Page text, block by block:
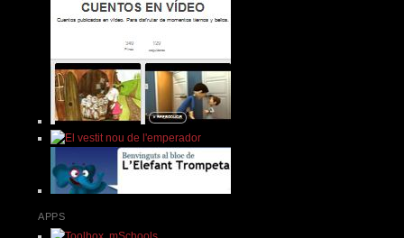
APPS